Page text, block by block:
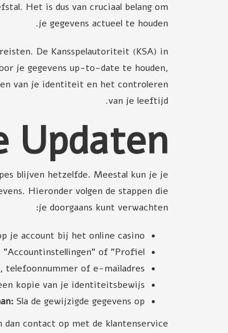
Het is dus van cruciaal belang om
je gegevens actueel te houden.
De Kansspelautoriteit (KSA) in
je gegevens up-to-date te houden,
van je identiteit en het controleren
van je leeftijd.
Updaten
blijven hetzelfde. Meestal kun je je
Hieronder volgen de stappen die
je doorgaans kunt verwachten:
je account bij het online casino.
"Accountinstellingen" of "Profiel".
telefoonnummer of e-mailadres.
kopie van je identiteitsbewijs.
Sla de gewijzigde gegevens op.
contact op met de klantenservice